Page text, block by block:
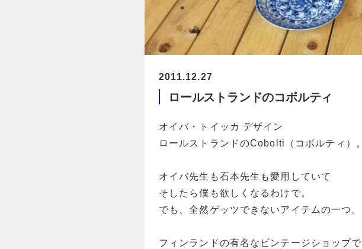
2011.12.27
ロールストランドのコボルティ
オイバ・トイッカ デザイン
ロールストランドのCobolti（コボルティ）。
オイバ先生も石本先生も愛用していて
そしたら僕も欲しくなるわけで。
でも、全然ゲッツできないアイテムの一つ。
フィンランドの有名なビンテージショップで